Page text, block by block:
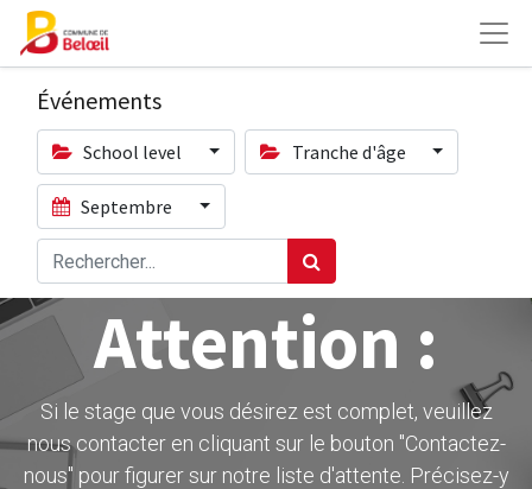
Événements
School level Tranche d'âge
Septembre
Attention :
Si le stage que vous désirez est complet, veuillez
nous contacter en cliquant sur le bouton ''Contactez-
nous" pour figurer sur notre liste d'attente. Précisez-y